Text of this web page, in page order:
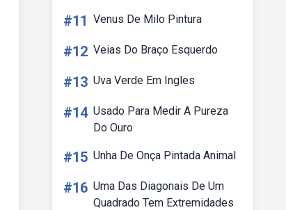
#11 Venus De Milo Pintura
#12 Veias Do Braço Esquerdo
#13 Uva Verde Em Ingles
#14 Usado Para Medir A Pureza
Do Ouro
#15 Unha De Onça Pintada Animal
#16 Uma Das Diagonais De Um
Quadrado Tem Extremidades